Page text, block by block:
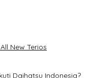
New Terios
Daihatsu Indonesia?